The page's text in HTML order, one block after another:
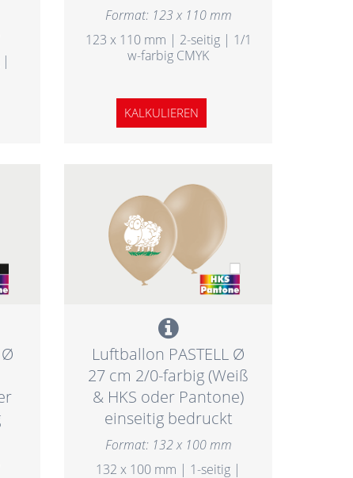
|
Format: 123 x 110 mm
123 x 110 mm | 2-seitig | 1/1
w-farbig CMYK
KALKULIEREN
Ø
Luftballon PASTELL Ø
27 cm 2/0-farbig (Weiß
& HKS oder Pantone)
einseitig bedruckt
Format: 132 x 100 mm
132 x 100 mm | 1-seitig |